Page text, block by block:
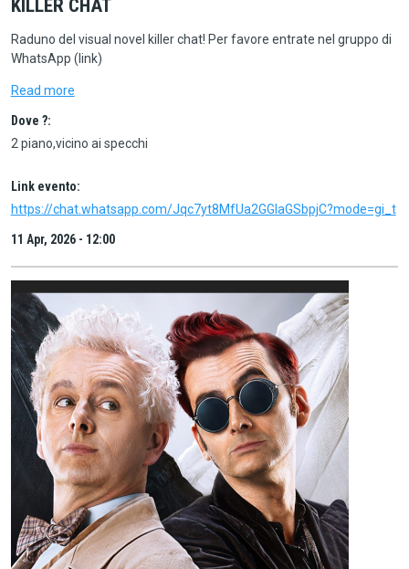
KILLER CHAT
Raduno del visual novel killer chat! Per favore entrate nel gruppo di
WhatsApp (link)
Read more
Dove ?:
2 piano,vicino ai specchi
Link evento:
https://chat.whatsapp.com/Jqc7yt8MfUa2GGIaGSbpjC?mode=gi_t
11 Apr, 2026 - 12:00